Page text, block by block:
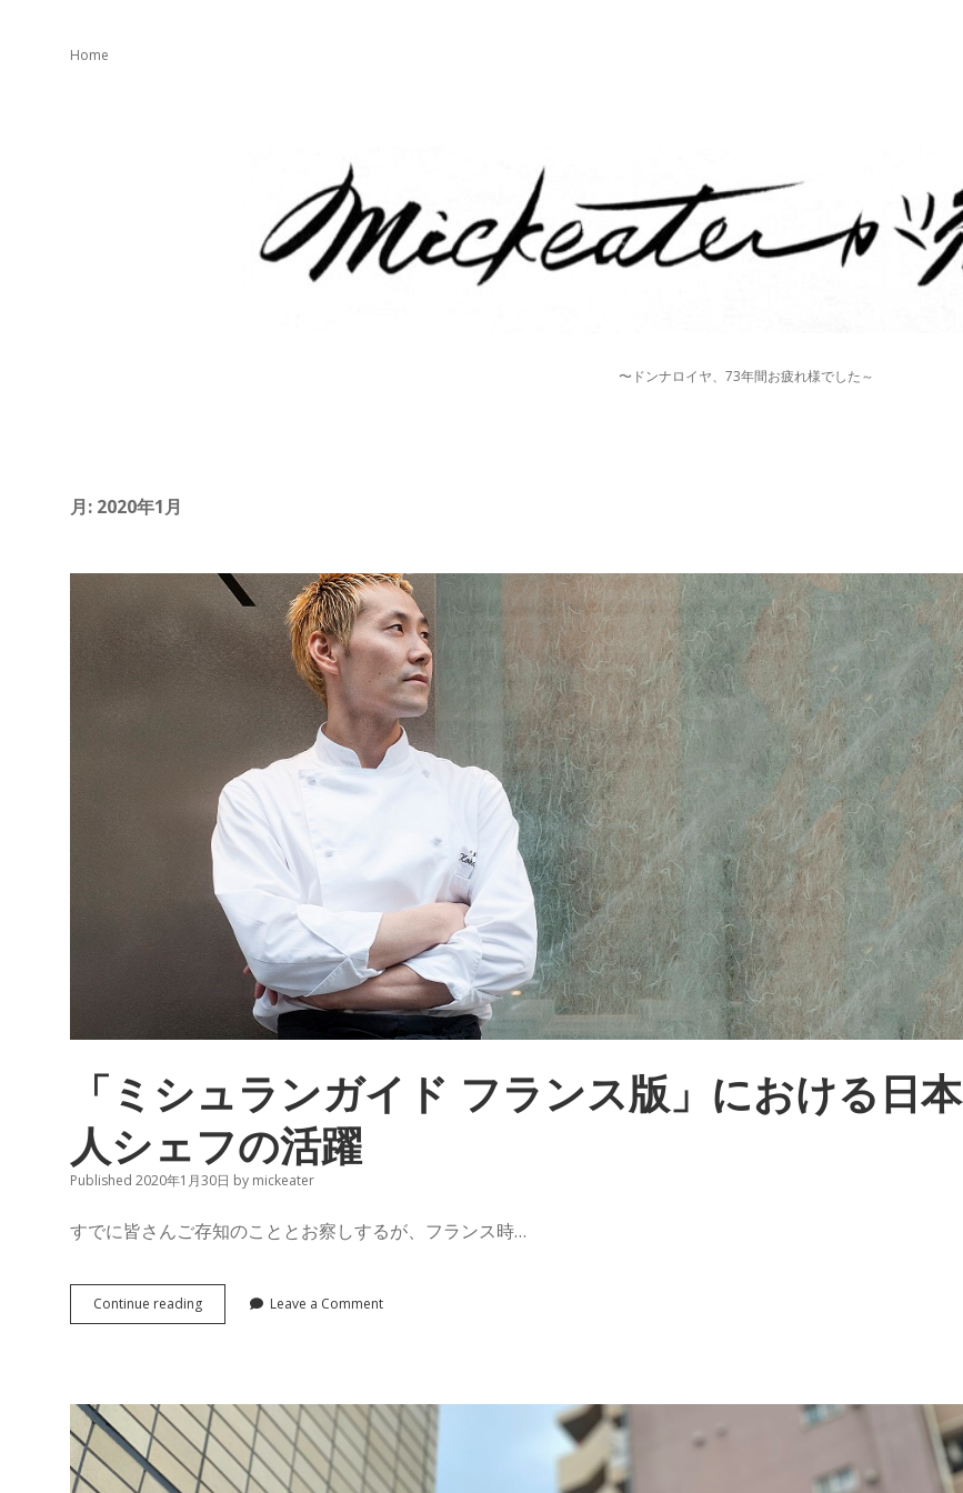
Home
mickeater
が
〜ドンナロイヤ、73年間お疲れ様でした～
月: 2020年1月
「ミシュランガイド フランス版」における日本
人シェフの活躍
Published 2020年1月30日 by mickeater
すでに皆さんご存知のこととお察しするが、フランス時…
Continue reading「ミ
シ
ガ
イ
ド
フ
ラ
Leave a Comment